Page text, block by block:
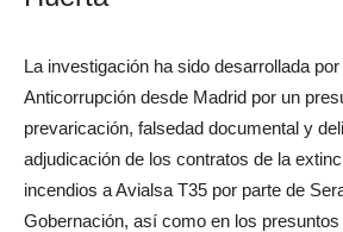
La investigación ha sido desarrollada
Anticorrupción desde Madrid por un
prevaricación, falsedad documental y
adjudicación de los contratos de la
incendios a Avialsa T35 por parte de
Gobernación, así como en los